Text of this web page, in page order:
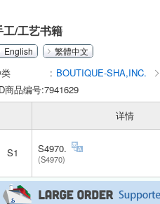
工/工艺书籍
English 繁體中文
BOUTIQUE-SHA,INC.
商品编号:7941629
详情
S1 S4970.
(S4970)